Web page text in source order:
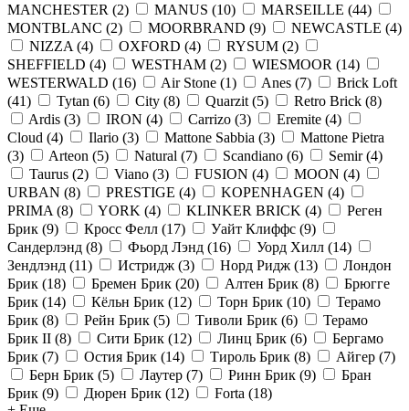
MANCHESTER (2) MANUS (10) MARSEILLE (44)
MONTBLANC (2) MOORBRAND (9) NEWCASTLE (4)
NIZZA (4) OXFORD (4) RYSUM (2)
SHEFFIELD (4) WESTHAM (2) WIESMOOR (14)
WESTERWALD (16) Air Stone (1) Anes (7)
Brick Loft
(41) Tytan (6) City (8) Quarzit (5) Retro Brick (8)
Ardis (3) IRON (4) Carrizo (3) Eremite (4)
Cloud (4) Ilario (3) Mattone Sabbia (3)
Mattone Pietra
(3) Arteon (5) Natural (7) Scandiano (6) Semir(4)
Taurus (2) Viano (3) FUSION (4) MOON (4)
URBAN (8) PRESTIGE (4) KOPENHAGEN (4)
PRIMA (8) YORK (4) KLINKER BRICK (4)
Реген
Брик (9) Кросс Фелл (17) Уайт Клиффс (9)
Сандерлэнд (8) Фьорд Лэнд (16) Уорд Хилл (14)
Зендлэнд (11) Истридж (3) Норд Ридж (13)
Лондон
Брик (18) Бремен Брик (20) Алтен Брик (8)
Брюгге
Брик (14) Кёльн Брик (12) Торн Брик (10)
Терамо
Брик (8) Рейн Брик (5) Тиволи Брик (6)
Терамо
Брик II (8) Сити Брик (12) Линц Брик (6)
Бергамо
Брик (7) Остия Брик (14) Тироль Брик (8) Айгер (7)
Берн Брик (5) Лаутер (7) Ринн Брик (9)
Бран
Брик (9) Дюрен Брик (12) Forta (18)